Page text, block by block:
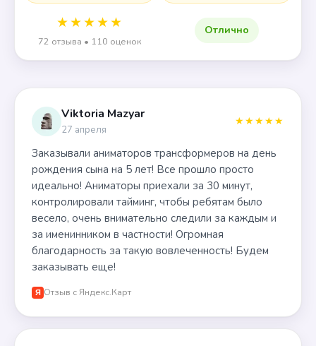
★★★★★
72 отзыва • 110 оценок
Отлично
Viktoria Mazyar
27 апреля
★★★★★
Заказывали аниматоров трансформеров на день
рождения сына на 5 лет! Все прошло просто
идеально! Аниматоры приехали за 30 минут,
контролировали тайминг, чтобы ребятам было
весело, очень внимательно следили за каждым и
за именинником в частности! Огромная
благодарность за такую вовлеченность! Будем
заказывать еще!
Я Отзыв с Яндекс.Карт